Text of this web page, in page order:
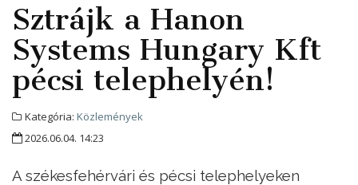
Sztrájk a Hanon
Systems Hungary Kft
pécsi telephelyén!
Kategória: Közlemények
2026.06.04. 14:23
A székesfehérvári és pécsi telephelyeken